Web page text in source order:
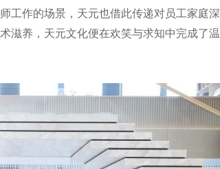
工作的场景，天元也借此传递对员工家庭深
滋养，天元文化便在欢笑与求知中完成了温